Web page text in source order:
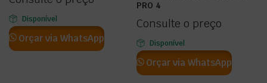
Disponível
Orçar via WhatsApp
PRO 4
Consulte o preço
Disponível
Orçar via WhatsApp